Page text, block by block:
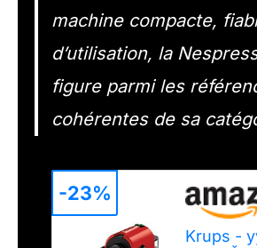
machine compacte,
d’utilisation, la
figure parmi les
cohérentes de sa
Krups -
-23%